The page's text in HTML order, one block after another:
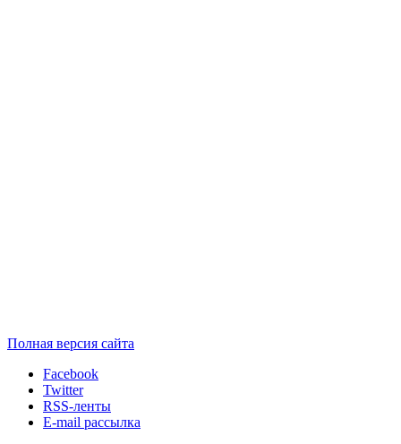
Полная версия сайта
Facebook
Twitter
RSS-ленты
E-mail рассылка